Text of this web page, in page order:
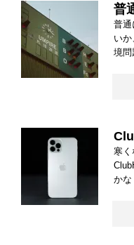
普
普通
い
境問
寒
かな